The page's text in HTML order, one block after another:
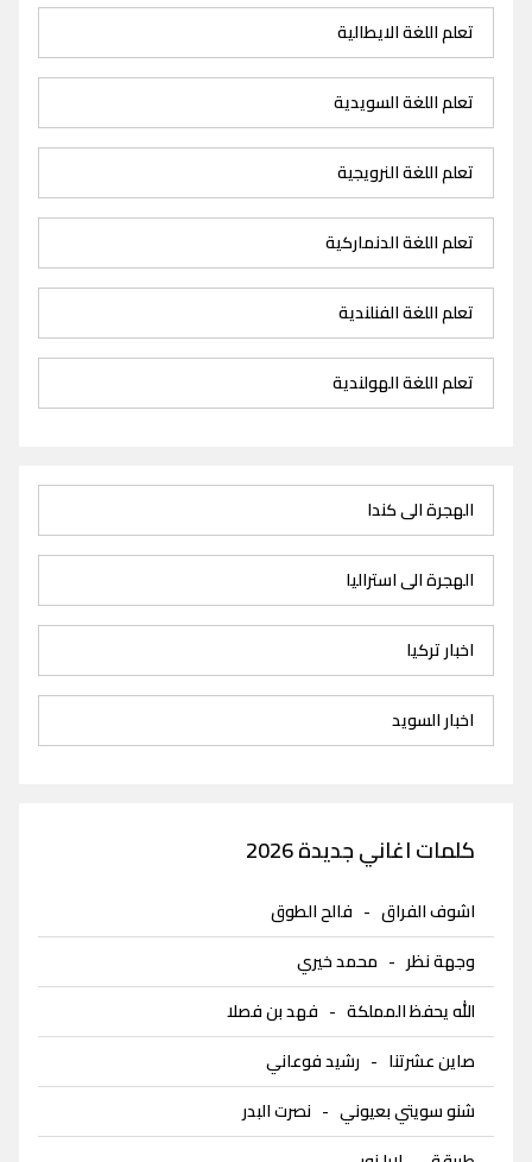
تعلم اللغة الايطالية
تعلم اللغة السويدية
تعلم اللغة النرويجية
تعلم اللغة الدنماركية
تعلم اللغة الفنلندية
تعلم اللغة الهولندية
الهجرة الى كندا
الهجرة الى استراليا
اخبار تركيا
اخبار السويد
كلمات اغاني جديدة 2026
اشوف الفراق - فالح الطوق
وجهة نظر - محمد خيري
الله يحفظ المملكة - فهد بن فصلا
صاين عشرتنا - رشيد فوعاني
شنو سويتي بعيوني - نصرت البدر